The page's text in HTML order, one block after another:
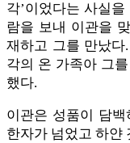
각’이었다는 사실
람을 보내 이관을
재하고 그를 만났다
각의 온 가족아 그
했다.
이관은 성품이 담
한자가 넘었고 하얀